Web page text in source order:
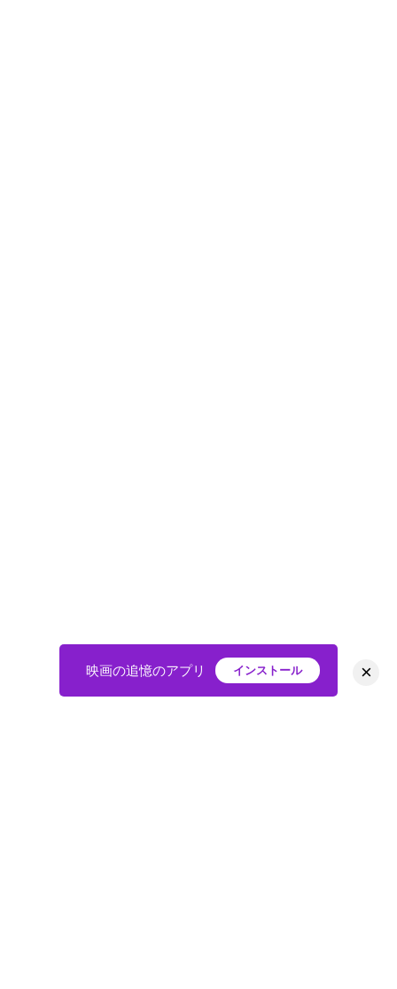
映画の追憶のアプリ インストール ×